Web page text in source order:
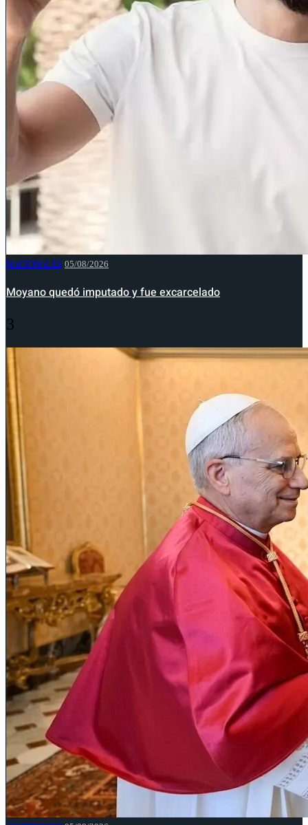
NACIONALES 05/08/2026
Moyano quedó imputado y fue excarcelado
3